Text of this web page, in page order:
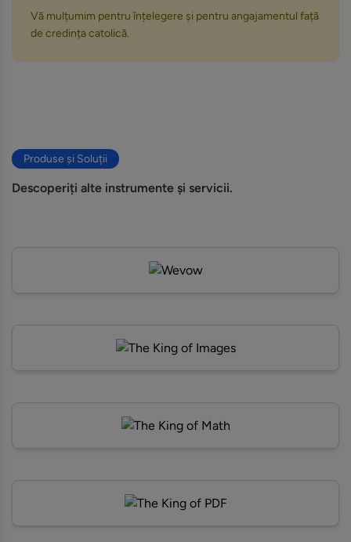
Vă mulțumim pentru înțelegere și pentru angajamentul față
de credința catolică.
Produse și Soluții
Descoperiți alte instrumente și servicii.